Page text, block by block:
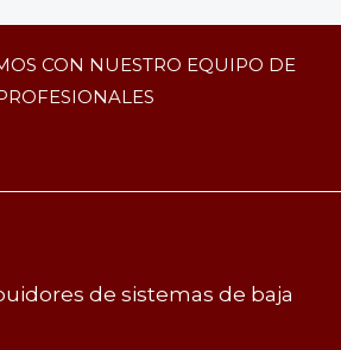
CON NUESTRO EQUIPO DE
de sistemas de baja